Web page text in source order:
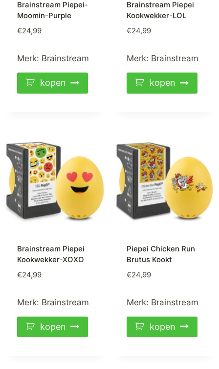
Brainstream Piepei-
Moomin-Purple
€24,99
Merk: Brainstream
kopen
Brainstream Piepei
Kookwekker-LOL
€24,99
Merk: Brainstream
kopen
Brainstream Piepei
Kookwekker-XOXO
€24,99
Merk: Brainstream
kopen
Piepei Chicken Run
Brutus Kookt
€24,99
Merk: Brainstream
kopen